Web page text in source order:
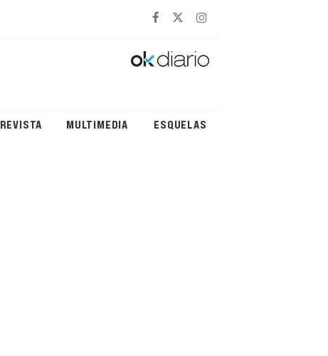
REVISTA MULTIMEDIA ESQUELAS